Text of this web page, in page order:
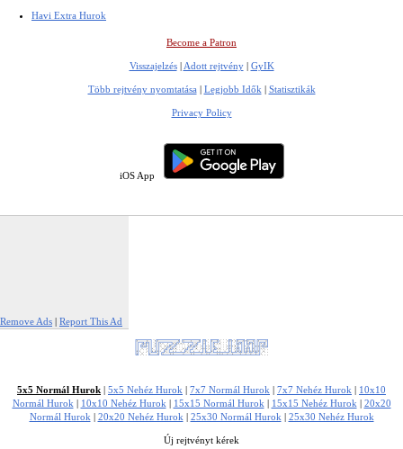
Havi Extra Hurok
Become a Patron
Visszajelzés| Adott rejtvény| GyIK
Több rejtvény nyomtatása | Legjobb Idők | Statisztikák
Privacy Policy
iOS App
Remove Ads | Report This Ad
5x5 Normál Hurok | 5x5 Nehéz Hurok | 7x7 Normál Hurok | 7x7 Nehéz Hurok | 10x10
Normál Hurok | 10x10 Nehéz Hurok | 15x15 Normál Hurok | 15x15 Nehéz Hurok | 20x20
Normál Hurok | 20x20 Nehéz Hurok | 25x30 Normál Hurok | 25x30 Nehéz Hurok
Új rejtvényt kérek